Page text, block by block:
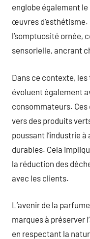
englobe également
œuvres
l’somptuosité ornée,
sensorielle, ancrant
Dans ce contexte,
évoluent également
consommateurs.
vers des produits
poussant l’industrie
durables. Cela
la réduction des
avec les clients.
L’avenir de la
marques à préserver
en respectant la